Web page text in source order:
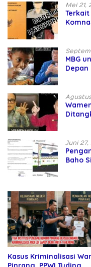
Mei 21,
MBG
Depan
Juni
Baho
Kasus Kriminalisasi